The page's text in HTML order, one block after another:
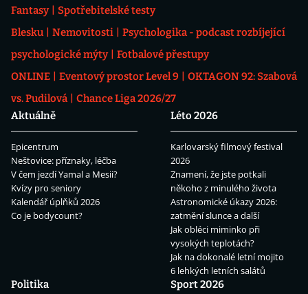
Fantasy
Spotřebitelské testy
Blesku
Nemovitosti
Psychologika - podcast rozbíjející
psychologické mýty
Fotbalové přestupy
ONLINE
Eventový prostor Level 9
OKTAGON 92: Szabová
vs. Pudilová
Chance Liga 2026/27
Aktuálně
Epicentrum
Neštovice: příznaky, léčba
V čem jezdí Yamal a Mesii?
Kvízy pro seniory
Kalendář úplňků 2026
Co je bodycount?
Léto 2026
Karlovarský filmový festival
2026
Znamení, že jste potkali
někoho z minulého života
Astronomické úkazy 2026:
zatmění slunce a další
Jak obléci miminko při
vysokých teplotách?
Jak na dokonalé letní mojito
6 lehkých letních salátů
Politika
Sport 2026